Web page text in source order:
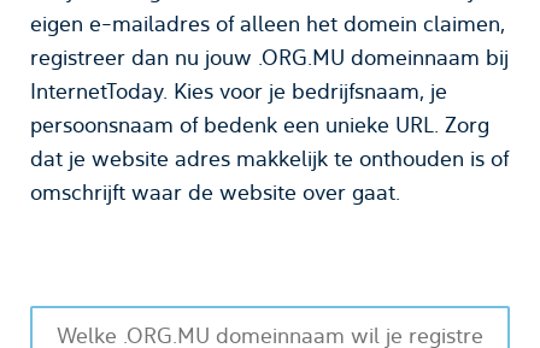
eigen e-mailadres of alleen het domein claimen,
registreer dan nu jouw .ORG.MU domeinnaam bij
InternetToday. Kies voor je bedrijfsnaam, je
persoonsnaam of bedenk een unieke URL. Zorg
dat je website adres makkelijk te onthouden is of
omschrijft waar de website over gaat.